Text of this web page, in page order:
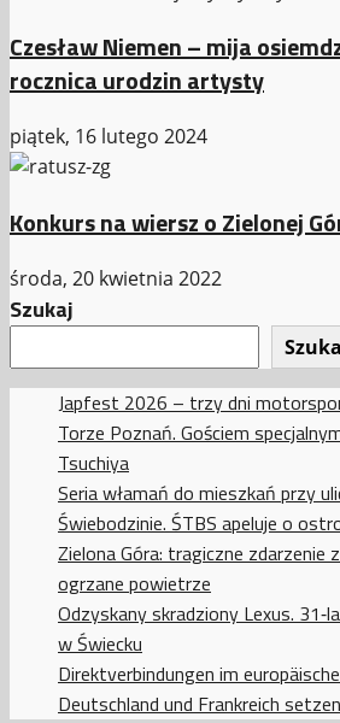
Czesław Niemen – mija
rocznica urodzin artysty
piątek, 16 lutego 2024
Konkurs na wiersz o Zielonej
środa, 20 kwietnia 2022
Szukaj
Japfest 2026 – trzy dni
Torze Poznań. Gościem
Tsuchiya
Seria włamań do mieszkań przy
Świebodzinie. ŚTBS apeluje o
Zielona Góra: tragiczne zdarzenie
ogrzane powietrze
Odzyskany skradziony Lexus.
w Świecku
Direktverbindungen im
Deutschland und Frankreich